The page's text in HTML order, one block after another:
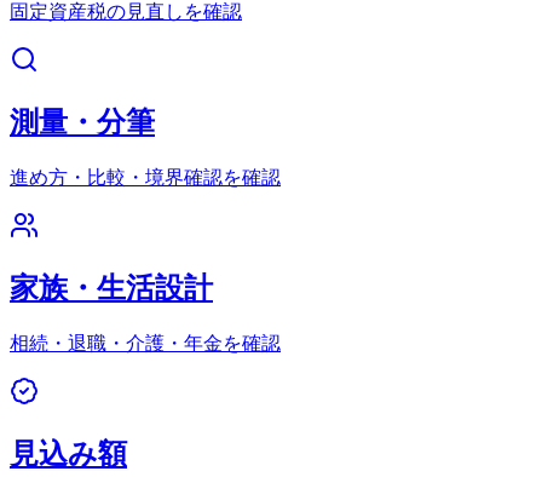
固定資産税の見直しを確認
測量・分筆
進め方・比較・境界確認を確認
家族・生活設計
相続・退職・介護・年金を確認
見込み額